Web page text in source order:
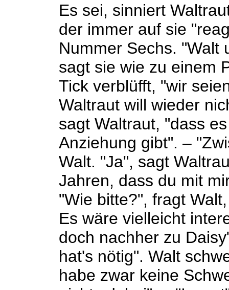
Es sei, sinniert
der immer auf sie
Nummer Sechs. "Walt
sagt sie wie zu einem
Tick verblüfft, "wir
Waltraut will wieder
sagt Waltraut, "dass
Anziehung gibt". –
Walt. "Ja", sagt
Jahren, dass du mit
"Wie bitte?", fragt
Es wäre vielleicht
doch nachher zu
hat's nötig". Walt
habe zwar keine